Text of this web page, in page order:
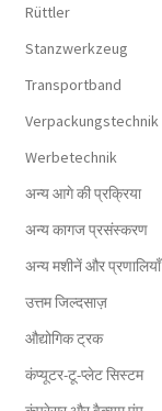
Rüttler
Stanzwerkzeug
Transportband
Verpackungstechnik
Werbetechnik
अन्य आगे की प्रक्रिया
अन्य कागज प्रसंस्करण
अन्य मशीनें और प्रणालियाँ
उत्तम जिल्दसाज़
औद्योगिक ट्रक
कंप्यूटर-टू-प्लेट सिस्टम